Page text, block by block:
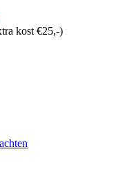
kost €25,-)